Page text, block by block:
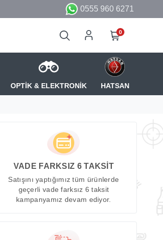
0555 960 6271
0
OPTİK & ELEKTRONİK HATSAN
VADE FARKSIZ 6 TAKSİT
Satışını yaptığımız tüm ürünlerde
geçerli vade farksız 6 taksit
kampanyamız devam ediyor.